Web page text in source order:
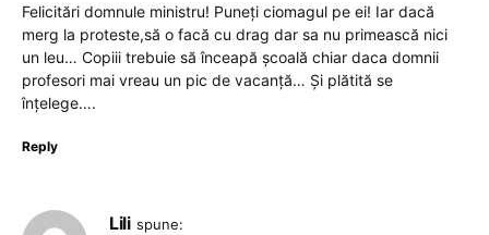
Felicitări domnule ministru! Puneți ciomagul pe ei! Iar dacă
merg la proteste,să o facă cu drag dar sa nu primească nici
un leu… Copiii trebuie să înceapă școală chiar daca domnii
profesori mai vreau un pic de vacanță… Și plătită se
înțelege….
Reply
Lili spune: